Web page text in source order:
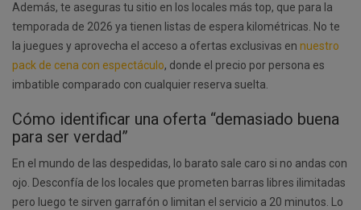
Además, te aseguras tu sitio en los locales más top, que para la
temporada de 2026 ya tienen listas de espera kilométricas. No te
la juegues y aprovecha el acceso a ofertas exclusivas en nuestro
pack de cena con espectáculo, donde el precio por persona es
imbatible comparado con cualquier reserva suelta.
Cómo identificar una oferta “demasiado buena
para ser verdad”
En el mundo de las despedidas, lo barato sale caro si no andas con
ojo. Desconfía de los locales que prometen barras libres ilimitadas
pero luego te sirven garrafón o limitan el servicio a 20 minutos. Lo